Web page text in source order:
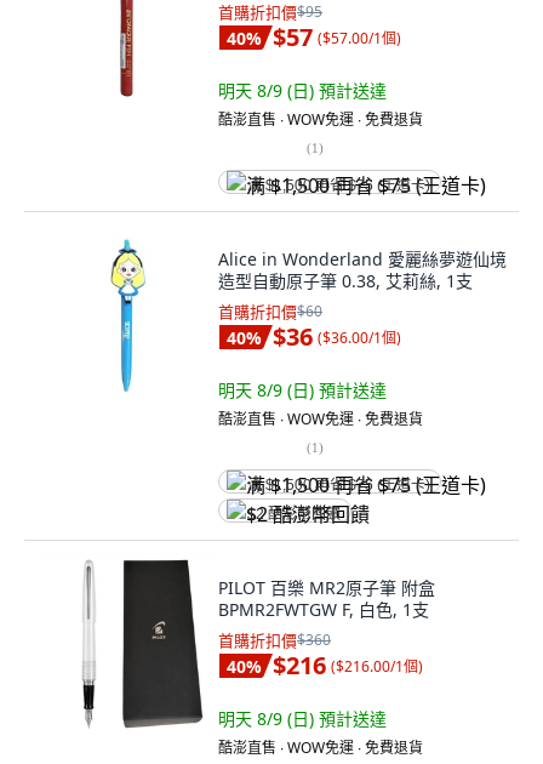
首購折扣價$95
40% $57 ($57.00/1個)
明天 8/9 (日) 預計送達
酷澎直售 ∙ WOW免運 ∙ 免費退貨
(1)
满 $1,500 再省 $75 (王道卡)
Alice in Wonderland 愛麗絲夢遊仙境
造型自動原子筆 0.38, 艾莉絲, 1支
首購折扣價$60
40% $36 ($36.00/1個)
明天 8/9 (日) 預計送達
酷澎直售 ∙ WOW免運 ∙ 免費退貨
(1)
满 $1,500 再省 $75 (王道卡)
$2 酷澎幣回饋
PILOT 百樂 MR2原子筆 附盒
BPMR2FWTGW F, 白色, 1支
首購折扣價$360
40% $216 ($216.00/1個)
明天 8/9 (日) 預計送達
酷澎直售 ∙ WOW免運 ∙ 免費退貨